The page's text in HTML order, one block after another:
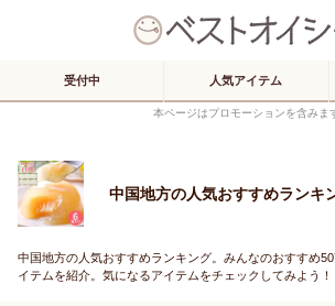
受付中 人気アイテム
本ページはプロモーションを含みま
中国地方の人気おすすめランキ
中国地方の人気おすすめランキング。みんなのおすすめ
イテムを紹介。気になるアイテムをチェックしてみよう！